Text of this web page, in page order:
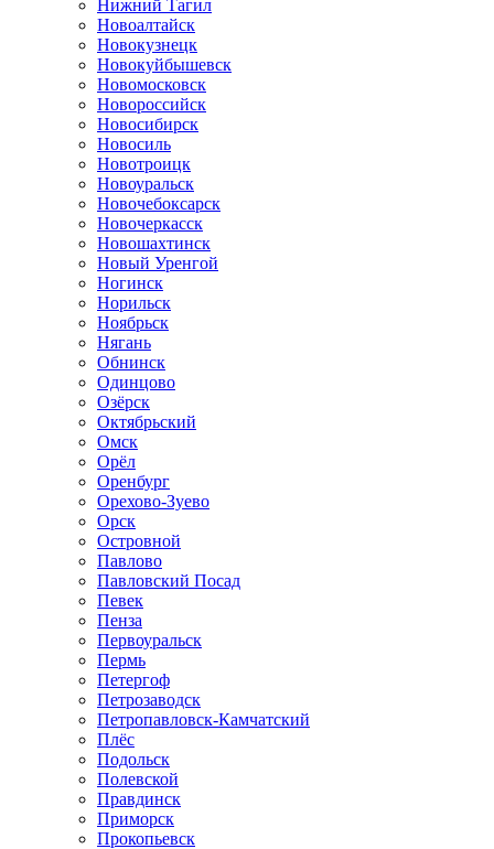
Нижний Тагил
Новоалтайск
Новокузнецк
Новокуйбышевск
Новомосковск
Новороссийск
Новосибирск
Новосиль
Новотроицк
Новоуральск
Новочебоксарск
Новочеркасск
Новошахтинск
Новый Уренгой
Ногинск
Норильск
Ноябрьск
Нягань
Обнинск
Одинцово
Озёрск
Октябрьский
Омск
Орёл
Оренбург
Орехово-Зуево
Орск
Островной
Павлово
Павловский Посад
Певек
Пенза
Первоуральск
Пермь
Петергоф
Петрозаводск
Петропавловск-Камчатский
Плёс
Подольск
Полевской
Правдинск
Приморск
Прокопьевск